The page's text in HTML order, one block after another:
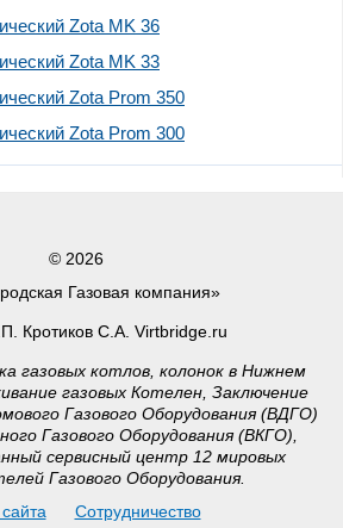
Zota MK 36
Zota MK 33
Zota Prom 350
Zota Prom 300
© 2026
Газовая компания»
Кротиков С.А. Virtbridge.ru
газовых котлов, колонок в Нижнем
газовых Котелен, Заключение
Газового Оборудования (ВДГО)
Газового Оборудования (ВКГО),
сервисный центр 12 мировых
Газового Оборудования.
Сотрудничество